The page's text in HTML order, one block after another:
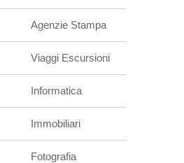
Agenzie Stampa
Viaggi Escursioni
Informatica
Immobiliari
Fotografia